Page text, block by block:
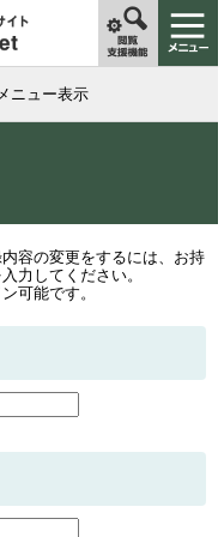
ニュー表示
容の変更をするには、お持
力してください。
可能です。